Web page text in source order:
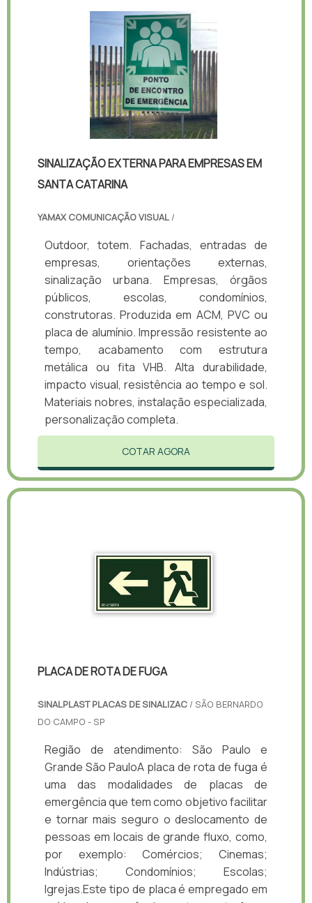
SINALIZAÇÃO EXTERNA PARA EMPRESAS EM
SANTA CATARINA
YAMAX COMUNICAÇÃO VISUAL /
Outdoor, totem. Fachadas, entradas de
empresas, orientações externas,
sinalização urbana. Empresas, órgãos
públicos, escolas, condomínios,
construtoras. Produzida em ACM, PVC ou
placa de alumínio. Impressão resistente ao
tempo, acabamento com estrutura
metálica ou fita VHB. Alta durabilidade,
impacto visual, resistência ao tempo e sol.
Materiais nobres, instalação especializada,
personalização completa.
COTAR AGORA
PLACA DE ROTA DE FUGA
SINALPLAST PLACAS DE SINALIZAC / SÃO BERNARDO
DO CAMPO - SP
Região de atendimento: São Paulo e
Grande São PauloA placa de rota de fuga é
uma das modalidades de placas de
emergência que tem como objetivo facilitar
e tornar mais seguro o deslocamento de
pessoas em locais de grande fluxo, como,
por exemplo: Comércios; Cinemas;
Indústrias; Condomínios; Escolas;
Igrejas.Este tipo de placa é empregado em